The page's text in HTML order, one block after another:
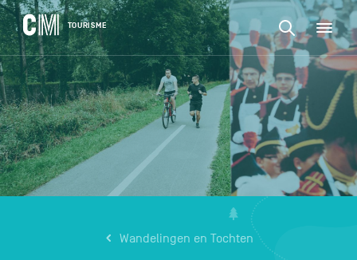
CONTENU
CM
Tourisme
NL
TOURISME
Navigation
principale
Zoeken
naar
een
activiteit,
een
...
Zoeken
naar
een
activiteit,
een
accommodatie,
...
BEVESTIGEN
Wandelingen en Tochten